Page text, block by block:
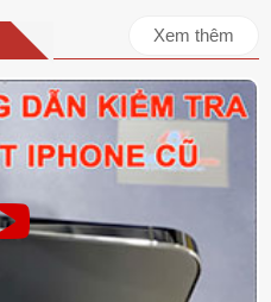
Xem thêm